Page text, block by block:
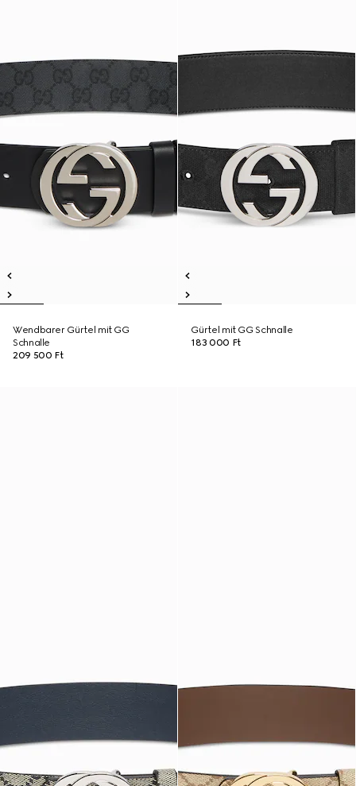
Wendbarer Gürtel mit GG
Schnalle
209 500 Ft
Gürtel mit GG Schnalle
183 000 Ft